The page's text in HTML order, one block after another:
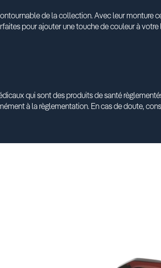
de la collection. Avec leur monture
pour ajouter une touche de couleur à votre
qui sont des produits de santé
à la règlementation. En cas de doute,